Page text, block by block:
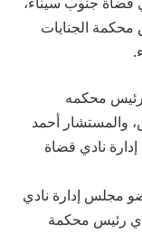
الجنايات
رئيس محكمه
والمستشار أحمد
نادي قضاة
مجلس إدارة نادي
رئيس محكمة